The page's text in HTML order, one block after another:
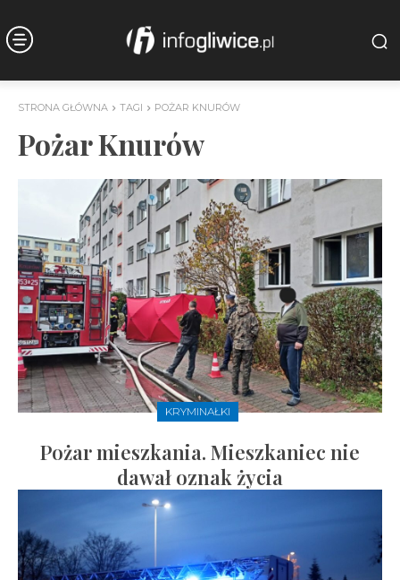
STRONA GŁÓWNA TAGI POŻAR KNURÓW
Pożar Knurów
KRYMINAŁKI
Pożar mieszkania. Mieszkaniec nie
dawał oznak życia